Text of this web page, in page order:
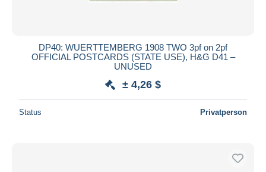
DP40: WUERTTEMBERG 1908 TWO 3pf on 2pf
OFFICIAL POSTCARDS (STATE USE), H&G D41 –
UNUSED
± 4,26 $
Status Privatperson